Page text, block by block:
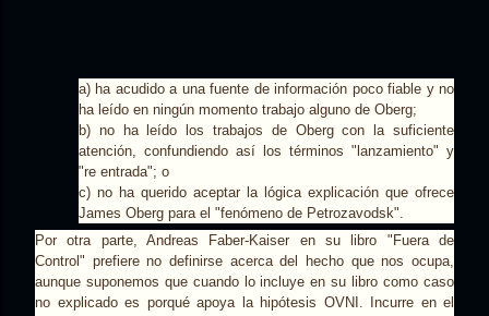
a) ha acudido a una fuente de información poco fiable y no
ha leído en ningún momento trabajo alguno de Oberg;
b) no ha leído los trabajos de Oberg con la suficiente
atención, confundiendo así los términos "lanzamiento" y
"re entrada"; o
c) no ha querido aceptar la lógica explicación que ofrece
James Oberg para el "fenómeno de Petrozavodsk".
Por otra parte, Andreas Faber-Kaiser en su libro "Fuera de
Control" prefiere no definirse acerca del hecho que nos ocupa,
aunque suponemos que cuando lo incluye en su libro como caso
no explicado es porqué apoya la hipótesis OVNI. Incurre en el